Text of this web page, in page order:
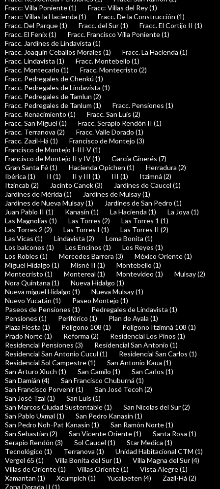
Fracc: Villa Poniente (1)
Fracc: Villas del Rey (1)
Fracc: Villas la Hacienda (1)
Fracc. De la Construcción (1)
Fracc. Del Parque (1)
Fracc. del Sur (1)
Fracc. El Cortijo II (1)
Fracc. El Fenix (1)
Fracc. Francisco Villa Poniente (1)
Fracc. Jardines de Lindavista (1)
Fracc. Joaquin Ceballos Morales (1)
Fracc. La Hacienda (1)
Fracc. Lindavista (1)
Fracc. Montebello (1)
Fracc. Montecarlo (1)
Fracc. Montecristo (2)
Fracc. Pedregales de Chenkú (1)
Fracc. Pedregales de Lindavista (1)
Fracc. Pedregales de Tamlun (2)
Fracc. Pedregales de Tanlum (1)
Fracc. Pensiones (1)
Fracc. Renacimiento (1)
Fracc. San Luis (2)
Fracc. San Miguel (1)
Fracc. Serapio Rendón II (1)
Fracc. Terranova (2)
Fracc. Valle Dorado (1)
Fracc. Zazil-Há (1)
Francisco de Montejo (3)
Francisco de Montejo I-III-V (1)
Francisco de Montejo II y IV (1)
García Ginerés (7)
Gran Santa Fé (1)
Hacienda Opichen (1)
Herradura (2)
Ibérica (1)
II (1) II y III (1) III (1)
Itzimná (2)
Itzincab (2)
Jacinto Canek (3)
Jardines de Caucel (1)
Jardines de Mérida (1)
Jardines de Mulsay (1)
Jardines de Nueva Mulsay (1)
Jardines de San Pedro (1)
Juan Pablo II (1)
Kanasín (1) La Hacienda (1)
La Joya (1)
Las Magnolias (1)
Las Torres (2)
Las Torres 1 (1)
Las Torres 2 (2)
Las Torres I (1)
Las Torres II (2)
Las Vicas (1)
Lindavista (2)
Loma Bonita (1)
Los balcones (1)
Los Encinos (1)
Los Reyes (1)
Los Robles (1)
Mercedes Barrera (3)
México Oriente (1)
Miguel Hidalgo (1)
Misné II (1)
Montebello (1)
Montecristo (1)
Montereal (1) Montevideo (1)
Mulsay (2)
Nora Quintana (1)
Nueva Hidalgo (1)
Nueva miguel Hidalgo (1)
Nueva Mulsay (1)
Nuevo Yucatán (1)
Paseo Montejo (1)
Paseos de Pensiones (1)
Pedregales de Lindavista (1)
Pensiones (1)
Periférico (1)
Plan de Ayala (1)
Plaza Fiesta (1)
Polígono 108 (1)
Poligono Itzimná 108 (1)
Prado Norte (1)
Reforma (2)
Residencial Los Pinos (1)
Residencial Pensiones (3)
Residencial San Antonio (1)
Residencial San Antonio Cucul (1)
Residencial San Carlos (1)
Residencial Sol Campestre (1)
San Antonio Kaua (1)
San Arturo Xluch (1)
San Camilo (1)
San Carlos (1)
San Damián (4)
San Francisco Chuburná (1)
San Francisco Porvenir (1)
San José Tecoh (2)
San José Tzal (1)
San Luis (1)
San Marcos Ciudad Sustentable (1)
San Nicolas del Sur (2)
San Pablo Uxmal (1)
San Pedro Kanasin (1)
San Pedro Noh-Pat Kanasín (1)
San Ramón Norte (1)
San Sebastian (2)
San Vicente Oriente (1)
Santa Rosa (1)
Serapio Rendón (3)
Sol Caucel (1)
Star Medica (1)
Tecnológico (1)
Terranova (1)
Unidad Habitacional CTM (1)
Vergel 65 (1)
Villa Bonita del Sur (1)
Villa Magna del Sur (4)
Villas de Oriente (1)
Villas Oriente (1)
Vista Alegre (1)
Xamantan (1)
Xcumpich (1) Yucalpeten (4)
Zazil-Há (2)
Zona Dorada II (1)